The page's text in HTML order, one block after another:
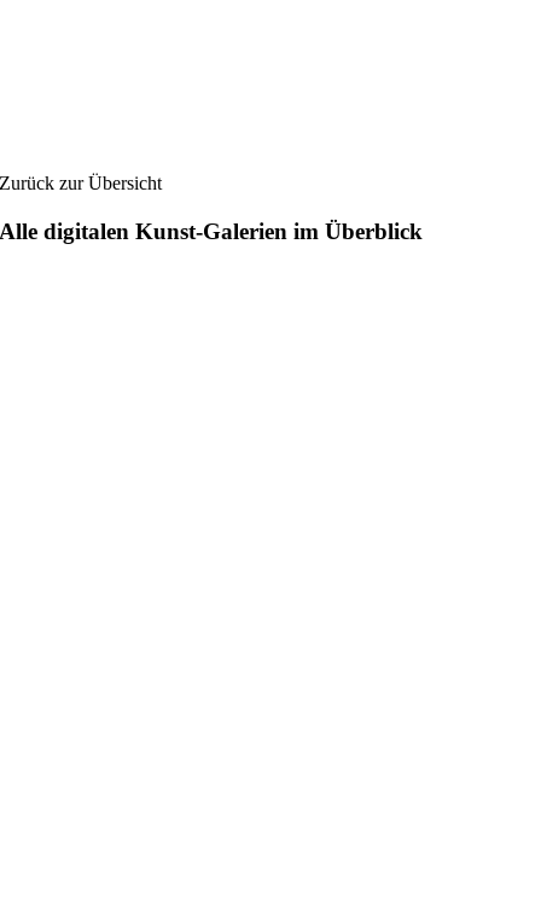
Zurück zur Übersicht
Alle digitalen Kunst-Galerien im Überblick